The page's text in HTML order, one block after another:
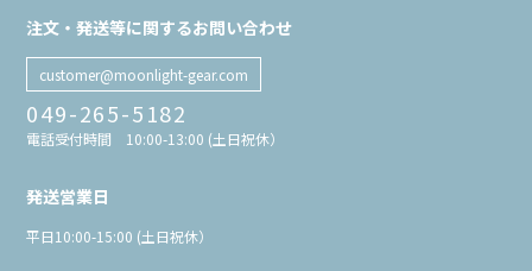
注文・発送等に関するお問い合わせ
customer@moonlight-gear.com
049-265-5182
電話受付時間 10:00-13:00 (土日祝休）
発送営業日
平日10:00-15:00 (土日祝休）